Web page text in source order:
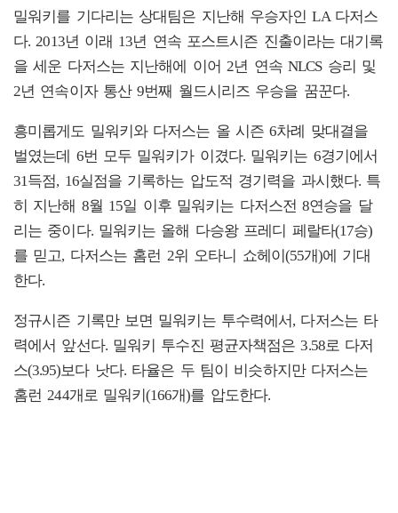
밀워키를 기다리는 상대팀은 지난해 우승자인 LA 다저스
다. 2013년 이래 13년 연속 포스트시즌 진출이라는 대기록
을 세운 다저스는 지난해에 이어 2년 연속 NLCS 승리 및
2년 연속이자 통산 9번째 월드시리즈 우승을 꿈꾼다.
흥미롭게도 밀워키와 다저스는 올 시즌 6차례 맞대결을
벌였는데 6번 모두 밀워키가 이겼다. 밀워키는 6경기에서
31득점, 16실점을 기록하는 압도적 경기력을 과시했다. 특
히 지난해 8월 15일 이후 밀워키는 다저스전 8연승을 달
리는 중이다. 밀워키는 올해 다승왕 프레디 페랄타(17승)
를 믿고, 다저스는 홈런 2위 오타니 쇼헤이(55개)에 기대
한다.
정규시즌 기록만 보면 밀워키는 투수력에서, 다저스는 타
력에서 앞선다. 밀워키 투수진 평균자책점은 3.58로 다저
스(3.95)보다 낫다. 타율은 두 팀이 비슷하지만 다저스는
홈런 244개로 밀워키(166개)를 압도한다.